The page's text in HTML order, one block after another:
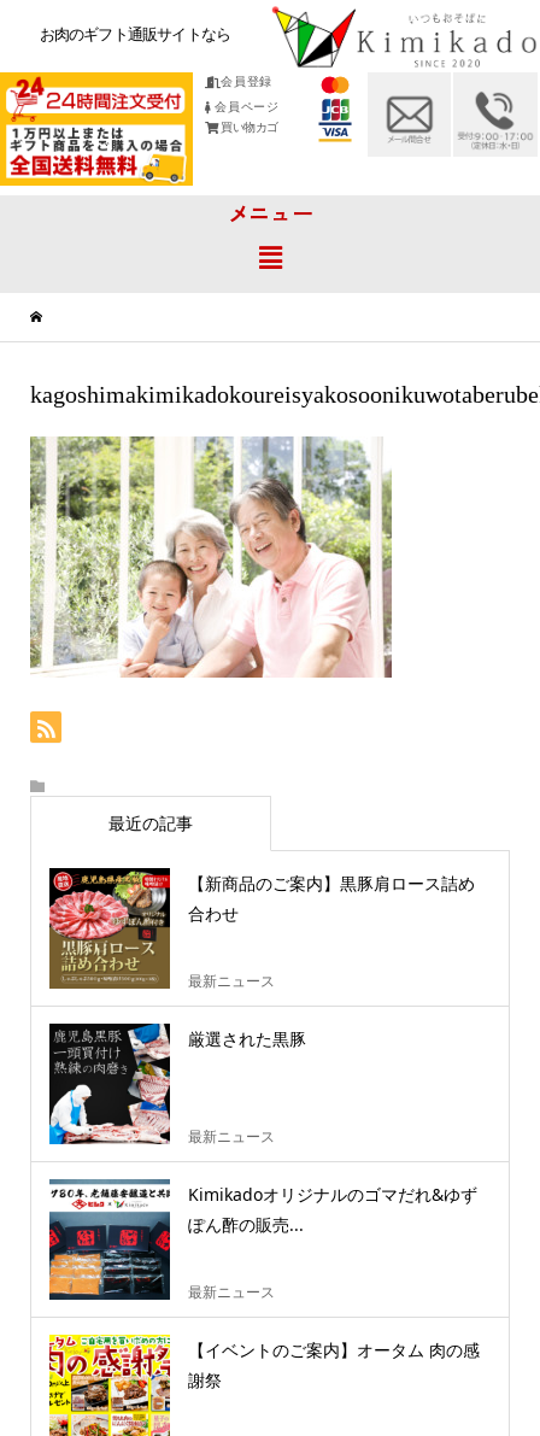
お肉のギフト通販サイトなら
会員登録
会員ページ
買い物カゴ
メニュー
最近の記事
【新商品のご案内】黒豚肩ロース詰め
合わせ
最新ニュース
厳選された黒豚
最新ニュース
Kimikadoオリジナルのゴマだれ&ゆず
ぽん酢の販売...
最新ニュース
【イベントのご案内】オータム 肉の感
謝祭